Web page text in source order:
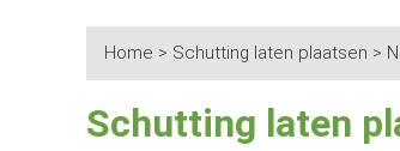
Home > Schutting laten plaatsen >
Schutting laten